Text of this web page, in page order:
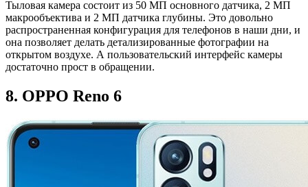
Тыловая камера состоит из 50 МП основного датчика, 2 МП
макрообъектива и 2 МП датчика глубины. Это довольно
распространенная конфигурация для телефонов в наши дни, и
она позволяет делать детализированные фотографии на
открытом воздухе. А пользовательский интерфейс камеры
достаточно прост в обращении.
8. OPPO Reno 6